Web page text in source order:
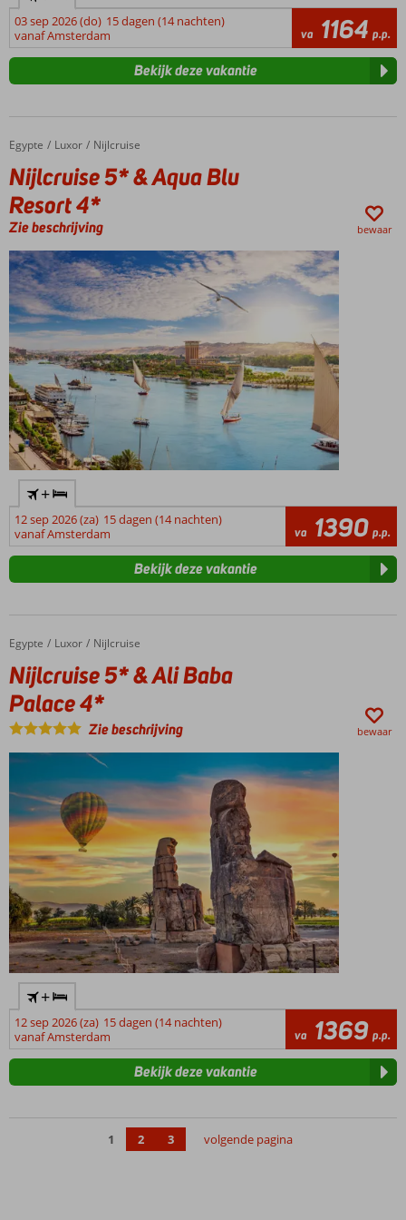
03 sep 2026 (do) 15 dagen (14 nachten)
vanaf Amsterdam
va 1164 p.p.
Bekijk deze vakantie
Home
Egypte Luxor Nijlcruise
Nijlcruise 5* & Aqua Blu Resort 4*
Nijlcruise 5* & Aqua Blu
Resort 4*
Zie beschrijving bewaar
+
12 sep 2026 (za) 15 dagen (14 nachten)
vanaf Amsterdam
va 1390 p.p.
Bekijk deze vakantie
Home
Egypte Luxor Nijlcruise
Nijlcruise 5* & Ali Baba Palace 4*
Nijlcruise 5* & Ali Baba
Palace 4*
Zie beschrijving bewaar
+
12 sep 2026 (za) 15 dagen (14 nachten)
vanaf Amsterdam
va 1369 p.p.
Bekijk deze vakantie
1 2 3 volgende pagina